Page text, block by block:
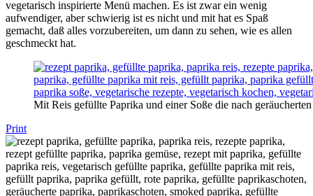
vegetarisch inspirierte Menü machen. Es ist zwar ein wenig
aufwendiger, aber schwierig ist es nicht und mit hat es Spaß
gemacht, daß alles vorzubereiten, um dann zu sehen, wie es allen
geschmeckt hat.
Mit Reis gefüllte Paprika und einer Soße die nach
Print